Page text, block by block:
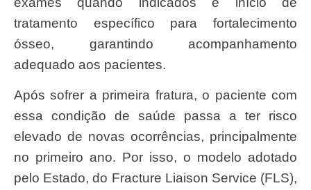
tratamento específico para fortalecimento
ósseo, garantindo acompanhamento
adequado aos pacientes.
Após sofrer a primeira fratura, o paciente com
essa condição de saúde passa a ter risco
elevado de novas ocorrências, principalmente
no primeiro ano. Por isso, o modelo adotado
pelo Estado, do Fracture Liaison Service (FLS),